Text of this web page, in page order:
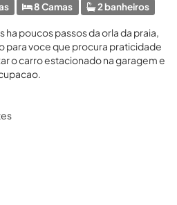
8 Camas 2 banheiros
poucos passos da orla da praia,
para voce que procura praticidade
o carro estacionado na garagem e